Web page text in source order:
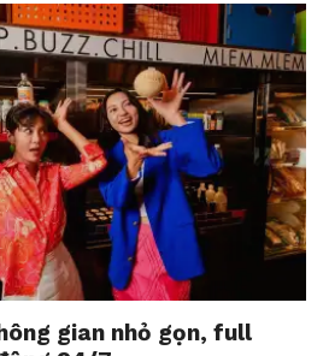
có giá trị”, “con xứng đáng
nghe”. Trẻ em cần cảm
sự của cha mẹ – không phải
học phí hay đưa đón – mà
cùng vui, cùng buồn, cùng
thành hành trình
là “bài toán khó” hay “gánh
nó như một cơ hội để chữa
gian nhỏ gọn, full